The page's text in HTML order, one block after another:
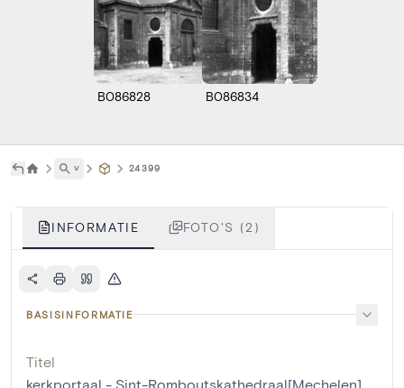
B086828 B086834
˅ 24399
INFORMATIE FOTO'S (2)
BASISINFORMATIE
Titel
kerkportaal - Sint-Romboutskathedraal[Mechelen]